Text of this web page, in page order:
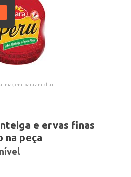
imagem para ampliar.
e ervas finas
na peça